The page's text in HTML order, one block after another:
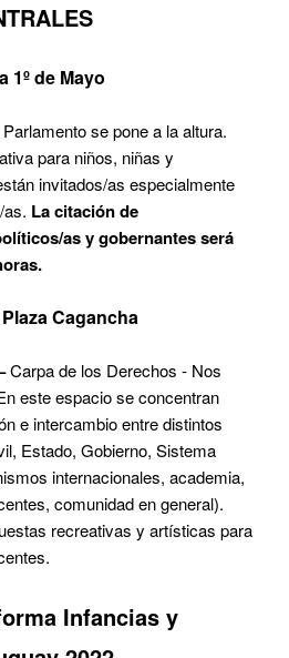
1º de Mayo
se pone a la altura.
para niños, niñas y
invitados/as especialmente
La citación de
as y gobernantes será
Cagancha
Carpa de los Derechos - Nos
este espacio se concentran
e intercambio entre distintos
Estado, Gobierno, Sistema
internacionales, academia,
comunidad en general).
recreativas y artísticas para
Infancias y